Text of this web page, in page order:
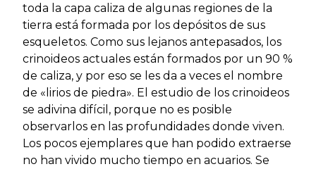
toda la capa caliza de algunas regiones de la
tierra está formada por los depósitos de sus
esqueletos. Como sus lejanos antepasados, los
crinoideos actuales están formados por un 90 %
de caliza, y por eso se les da a veces el nombre
de «lirios de piedra». El estudio de los crinoideos
se adivina difícil, porque no es posible
observarlos en las profundidades donde viven.
Los pocos ejemplares que han podido extraerse
no han vivido mucho tiempo en acuarios. Se